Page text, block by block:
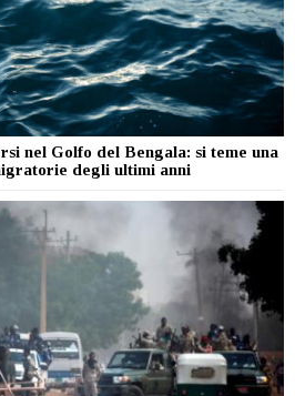
nel Golfo del Bengala: si teme una
degli ultimi anni